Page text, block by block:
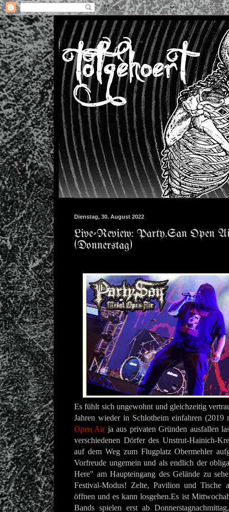
Dienstag, 30. August 2022
Live-Review: Party.San Open
(Donnerstag)
Es fühlt sich ungewohnt und gleichzeitig
Jahren wieder in Schlotheim einfahren (2019
Open Airja aus privaten Gründen ausfallen
verschiedenen Dörfer des Unstrut-Hainich-
auf dem Weg zum Flugplatz Obermehler
Vorfreude ungemein und als endlich der
Here" am Haupteingang des Gelände zu
Festival-Modus! Zelte, Pavilion und Tische
öffnen und es kann losgehen.Es ist
Bands spielen erst ab